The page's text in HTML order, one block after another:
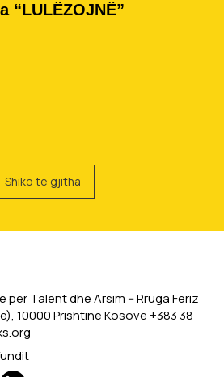
“LULËZOJNË”
Shiko te gjitha
Talent dhe Arsim -- Rruga Feriz
10000 Prishtinë Kosovë +383 38